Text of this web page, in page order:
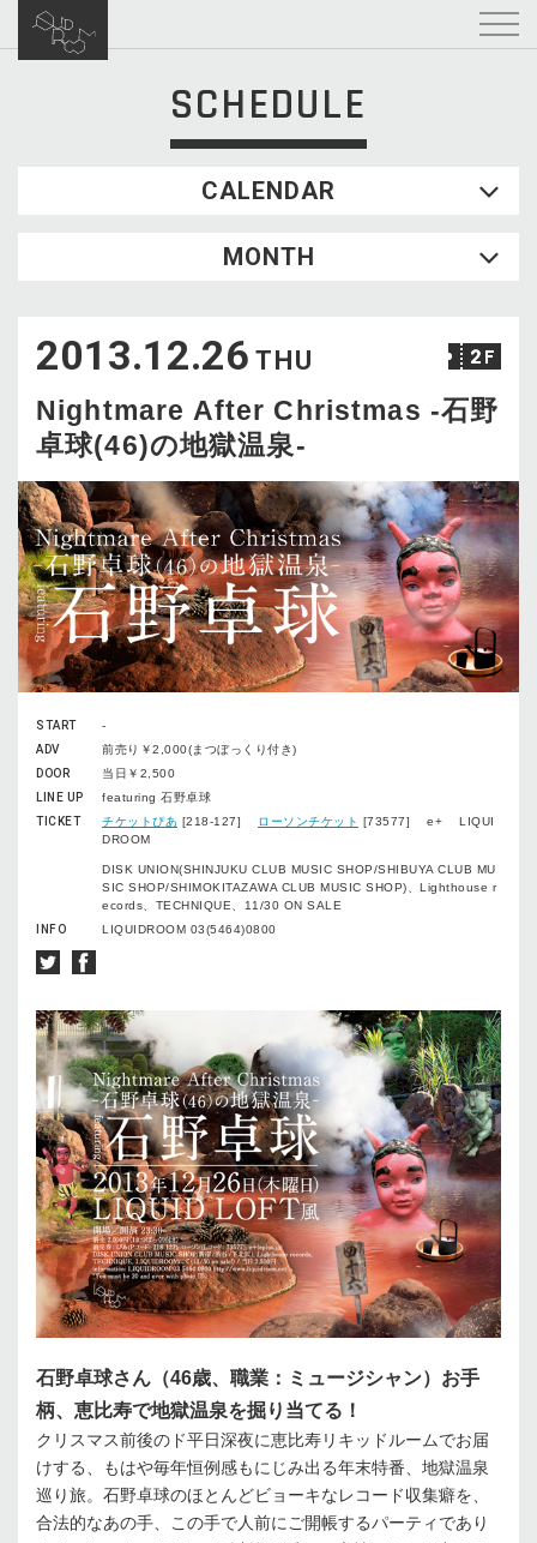
SCHEDULE
CALENDAR
WED
2
3 4 5
8
16
17 18 19 20 21
22
23
24 25 26
30
31
MONTH
2013.12.26 THU
Nightmare After Christmas -石野
卓球(46)の地獄温泉-
START
-
ADV
前売り￥2,000(まつぼっくり付き)
DOOR
当日￥2,500
LINE UP
featuring 石野卓球
TICKET
チケットぴあ [218-127] ローソンチケット [73577] e+ LIQUI
DROOM
DISK UNION(SHINJUKU CLUB MUSIC SHOP/SHIBUYA CLUB MU
SIC SHOP/SHIMOKITAZAWA CLUB MUSIC SHOP)、Lighthouse r
ecords、TECHNIQUE、11/30 ON SALE
INFO
LIQUIDROOM 03(5464)0800
石野卓球さん（46歳、職業：ミュージシャン）お手
柄、恵比寿で地獄温泉を掘り当てる！
クリスマス前後のド平日深夜に恵比寿リキッドルームでお届
けする、もはや毎年恒例感もにじみ出る年末特番、地獄温泉
巡り旅。石野卓球のほとんどビョーキなレコード収集癖を、
合法的なあの手、この手で人前にご開帳するパーティであり